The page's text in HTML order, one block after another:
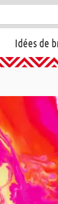
Idées de